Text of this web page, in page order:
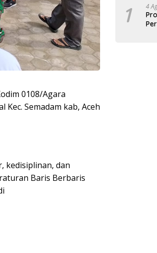
0108/Agara
Semadam kab, Aceh
kedisiplinan, dan
Baris Berbaris
1 4